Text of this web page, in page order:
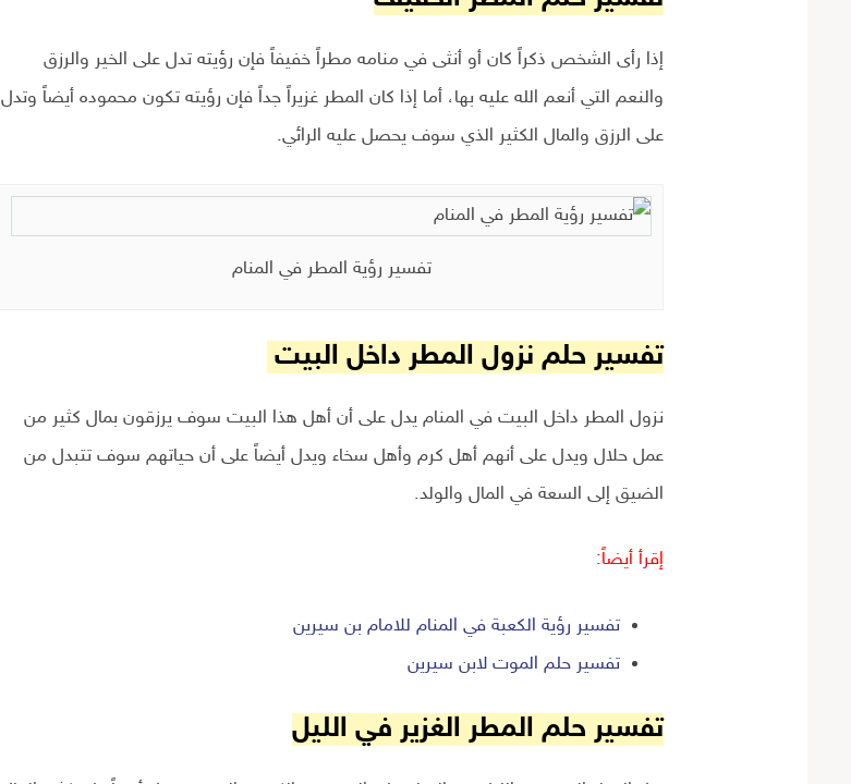
إذا رأى الشخص ذكراً كان أو أنثى في منامه مطراً خفيفاً فإن رؤيته تدل على الخير والرزق
والنعم التي أنعم الله عليه بها، أما إذا كان المطر غزيراً جداً فإن رؤيته تكون محموده أيضاً وتدل
على الرزق والمال الكثير الذي سوف يحصل عليه الرائي.
تفسير رؤية المطر في المنام
تفسير حلم نزول المطر داخل البيت
نزول المطر داخل البيت في المنام يدل على أن أهل هذا البيت سوف يرزقون بمال كثير من
عمل حلال ويدل على أنهم أهل كرم وأهل سخاء ويدل أيضاً على أن حياتهم سوف تتبدل من
الضيق إلى السعة في المال والولد.
إقرأ أيضاً:
تفسير رؤية الكعبة في المنام للامام بن سيرين
تفسير حلم الموت لابن سيرين
تفسير حلم المطر الغزير في الليل